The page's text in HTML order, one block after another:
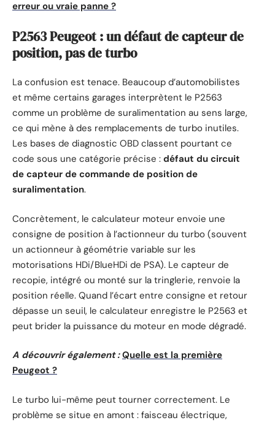
erreur ou vraie panne ?
P2563 Peugeot : un défaut de capteur de
position, pas de turbo
La confusion est tenace. Beaucoup d’automobilistes
et même certains garages interprètent le P2563
comme un problème de suralimentation au sens large,
ce qui mène à des remplacements de turbo inutiles.
Les bases de diagnostic OBD classent pourtant ce
code sous une catégorie précise : défaut du circuit
de capteur de commande de position de
suralimentation.
Concrètement, le calculateur moteur envoie une
consigne de position à l’actionneur du turbo (souvent
un actionneur à géométrie variable sur les
motorisations HDi/BlueHDi de PSA). Le capteur de
recopie, intégré ou monté sur la tringlerie, renvoie la
position réelle. Quand l’écart entre consigne et retour
dépasse un seuil, le calculateur enregistre le P2563 et
peut brider la puissance du moteur en mode dégradé.
A découvrir également : Quelle est la première
Peugeot ?
Le turbo lui-même peut tourner correctement. Le
problème se situe en amont : faisceau électrique,